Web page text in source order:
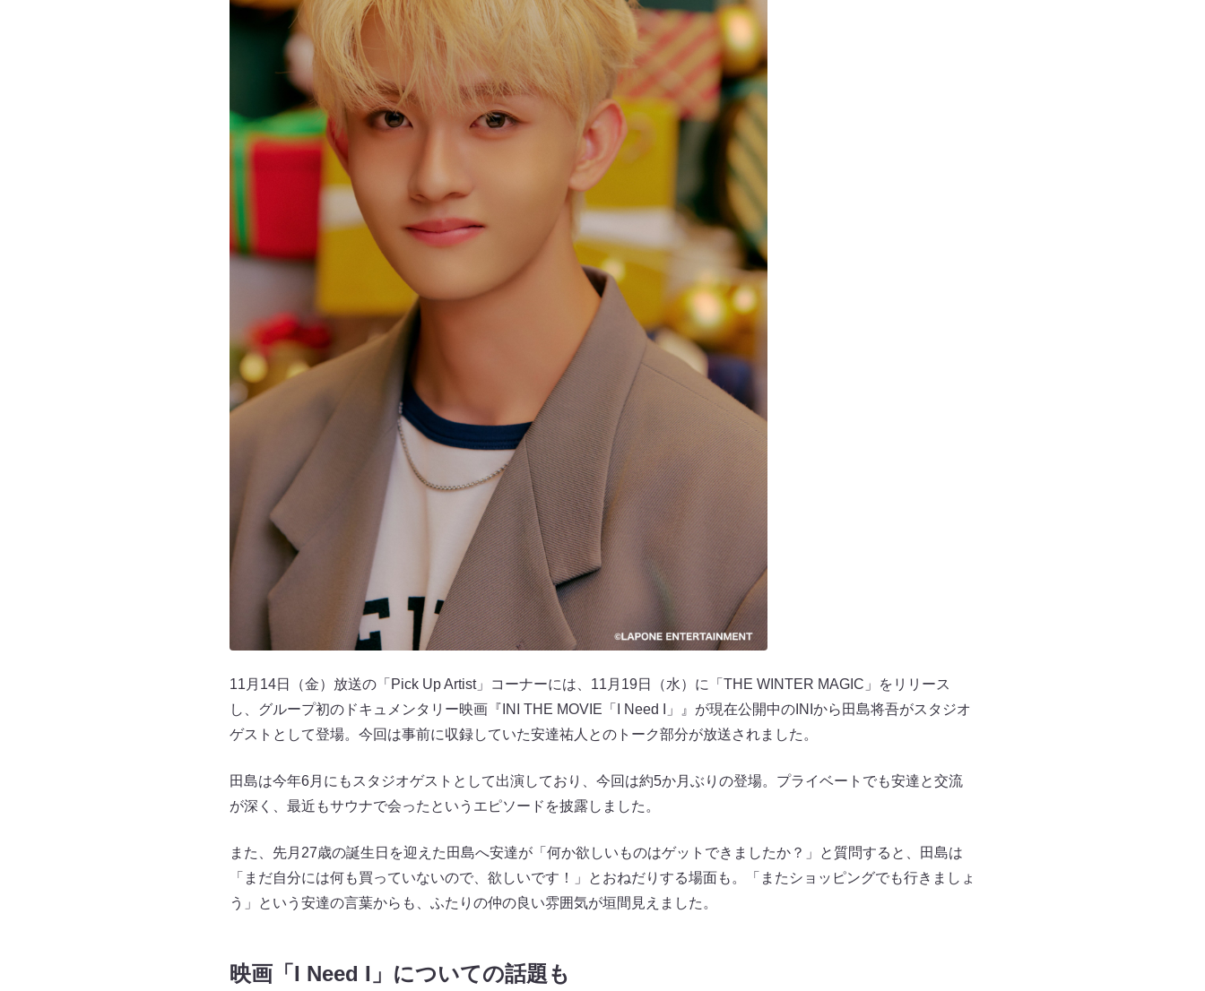
11月14日（金）放送の「Pick Up Artist」コーナーには、11月19日（水）に「THE WINTER MAGIC」をリリース
し、グループ初のドキュメンタリー映画『INI THE MOVIE「I Need I」』が現在公開中のINIから田島将吾がスタジオ
ゲストとして登場。今回は事前に収録していた安達祐人とのトーク部分が放送されました。
田島は今年6月にもスタジオゲストとして出演しており、今回は約5か月ぶりの登場。プライベートでも安達と交流
が深く、最近もサウナで会ったというエピソードを披露しました。
また、先月27歳の誕生日を迎えた田島へ安達が「何か欲しいものはゲットできましたか？」と質問すると、田島は
「まだ自分には何も買っていないので、欲しいです！」とおねだりする場面も。「またショッピングでも行きましょ
う」という安達の言葉からも、ふたりの仲の良い雰囲気が垣間見えました。
映画「I Need I」についての話題も